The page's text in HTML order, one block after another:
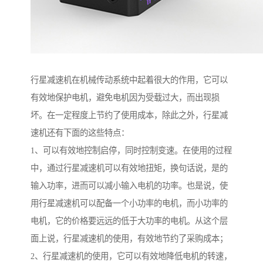
行星减速机在机械传动系统中起着很大的作用，它可以
有效地保护电机，避免电机因为受载过大，而出现损
坏。在一定程度上节约了使用成本，除此之外，行星减
速机还有下面的这些特点：
1、可以有效地控制启停，同时控制变速。在使用的过程
中，通过行星减速机可以有效地扭矩，换句话说，是的
输入功率，进而可以减小输入电机的功率。也是说，使
用行星减速机可以配备一个小功率的电机，而小功率的
电机，它的价格要远远的低于大功率的电机。从这个层
面上说，行星减速机的使用，有效地节约了采购成本；
2、行星减速机的使用，它可以有效地降低电机的转速，